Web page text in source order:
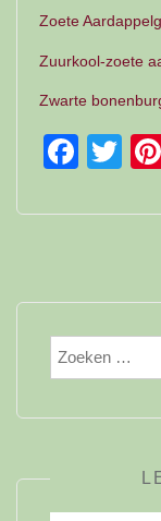
Zoete
Zuurkool-zoete
Zwarte
Zoeken
naar: